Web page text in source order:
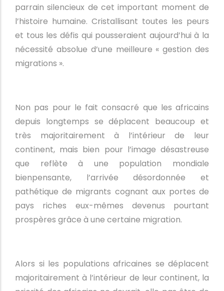
parrain silencieux de cet important moment de
l’histoire humaine. Cristallisant toutes les peurs
et tous les défis qui pousseraient aujourd’hui à la
nécessité absolue d’une meilleure « gestion des
migrations ».
Non pas pour le fait consacré que les africains
depuis longtemps se déplacent beaucoup et
très majoritairement à l’intérieur de leur
continent, mais bien pour l’image désastreuse
que reflète à une population mondiale
bienpensante, l’arrivée désordonnée et
pathétique de migrants cognant aux portes de
pays riches eux-mêmes devenus pourtant
prospères grâce à une certaine migration.
Alors si les populations africaines se déplacent
majoritairement à l’intérieur de leur continent, la